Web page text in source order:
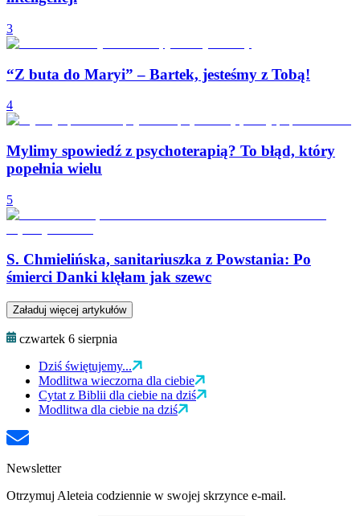
3
“Z buta do Maryi” – Bartek, jesteśmy z Tobą!
4
Mylimy spowiedź z psychoterapią? To błąd, który
popełnia wielu
5
S. Chmielińska, sanitariuszka z Powstania: Po
śmierci Danki klęłam jak szewc
Załaduj więcej artykułów
czwartek 6 sierpnia
Dziś świętujemy...
Modlitwa wieczorna dla ciebie
Cytat z Biblii dla ciebie na dziś
Modlitwa dla ciebie na dziś
Newsletter
Otrzymuj Aleteia codziennie w swojej skrzynce e-mail.